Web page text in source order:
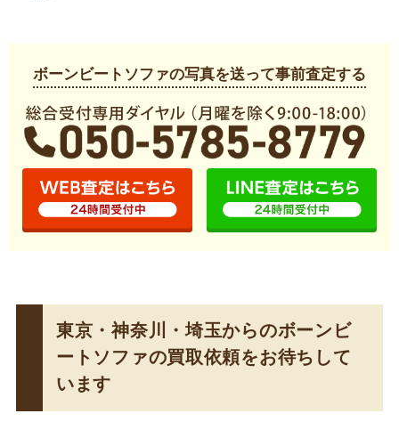
ボーンビートソファの写真を送って事前査定する
東京・神奈川・埼玉からのボーンビ
ートソファの買取依頼をお待ちして
います